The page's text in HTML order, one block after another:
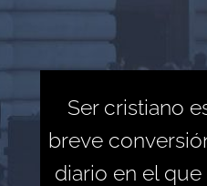
Ser cristiano
breve
diario en el